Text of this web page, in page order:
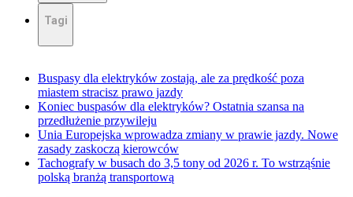
Tagi
Buspasy dla elektryków zostają, ale za prędkość poza
miastem stracisz prawo jazdy
Koniec buspasów dla elektryków? Ostatnia szansa na
przedłużenie przywileju
Unia Europejska wprowadza zmiany w prawie jazdy. Nowe
zasady zaskoczą kierowców
Tachografy w busach do 3,5 tony od 2026 r. To wstrząśnie
polską branżą transportową